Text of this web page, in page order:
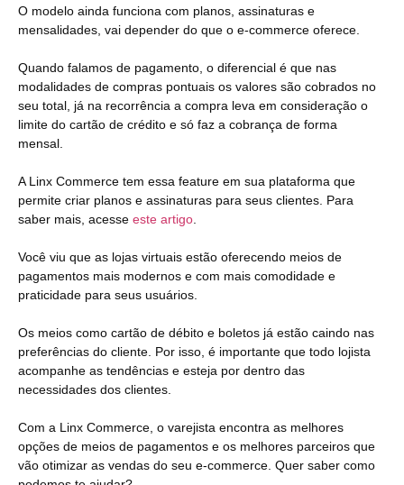
O modelo ainda funciona com planos, assinaturas e
mensalidades, vai depender do que o e-commerce oferece.
Quando falamos de pagamento, o diferencial é que nas
modalidades de compras pontuais os valores são cobrados no
seu total, já na recorrência a compra leva em consideração o
limite do cartão de crédito e só faz a cobrança de forma
mensal.
A Linx Commerce tem essa feature em sua plataforma que
permite criar planos e assinaturas para seus clientes. Para
saber mais, acesse este artigo.
Você viu que as lojas virtuais estão oferecendo meios de
pagamentos mais modernos e com mais comodidade e
praticidade para seus usuários.
Os meios como cartão de débito e boletos já estão caindo nas
preferências do cliente. Por isso, é importante que todo lojista
acompanhe as tendências e esteja por dentro das
necessidades dos clientes.
Com a Linx Commerce, o varejista encontra as melhores
opções de meios de pagamentos e os melhores parceiros que
vão otimizar as vendas do seu e-commerce. Quer saber como